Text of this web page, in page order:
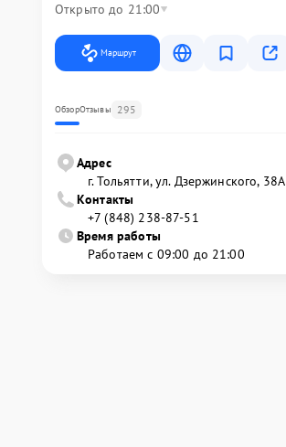
Открыто до 21:00
Маршрут
ОбзорОтзывы 295
Адрес
г. Тольятти, ул. Дзержинского, 38А
Контакты
+7 (848) 238-87-51
Время работы
Работаем с 09:00 до 21:00